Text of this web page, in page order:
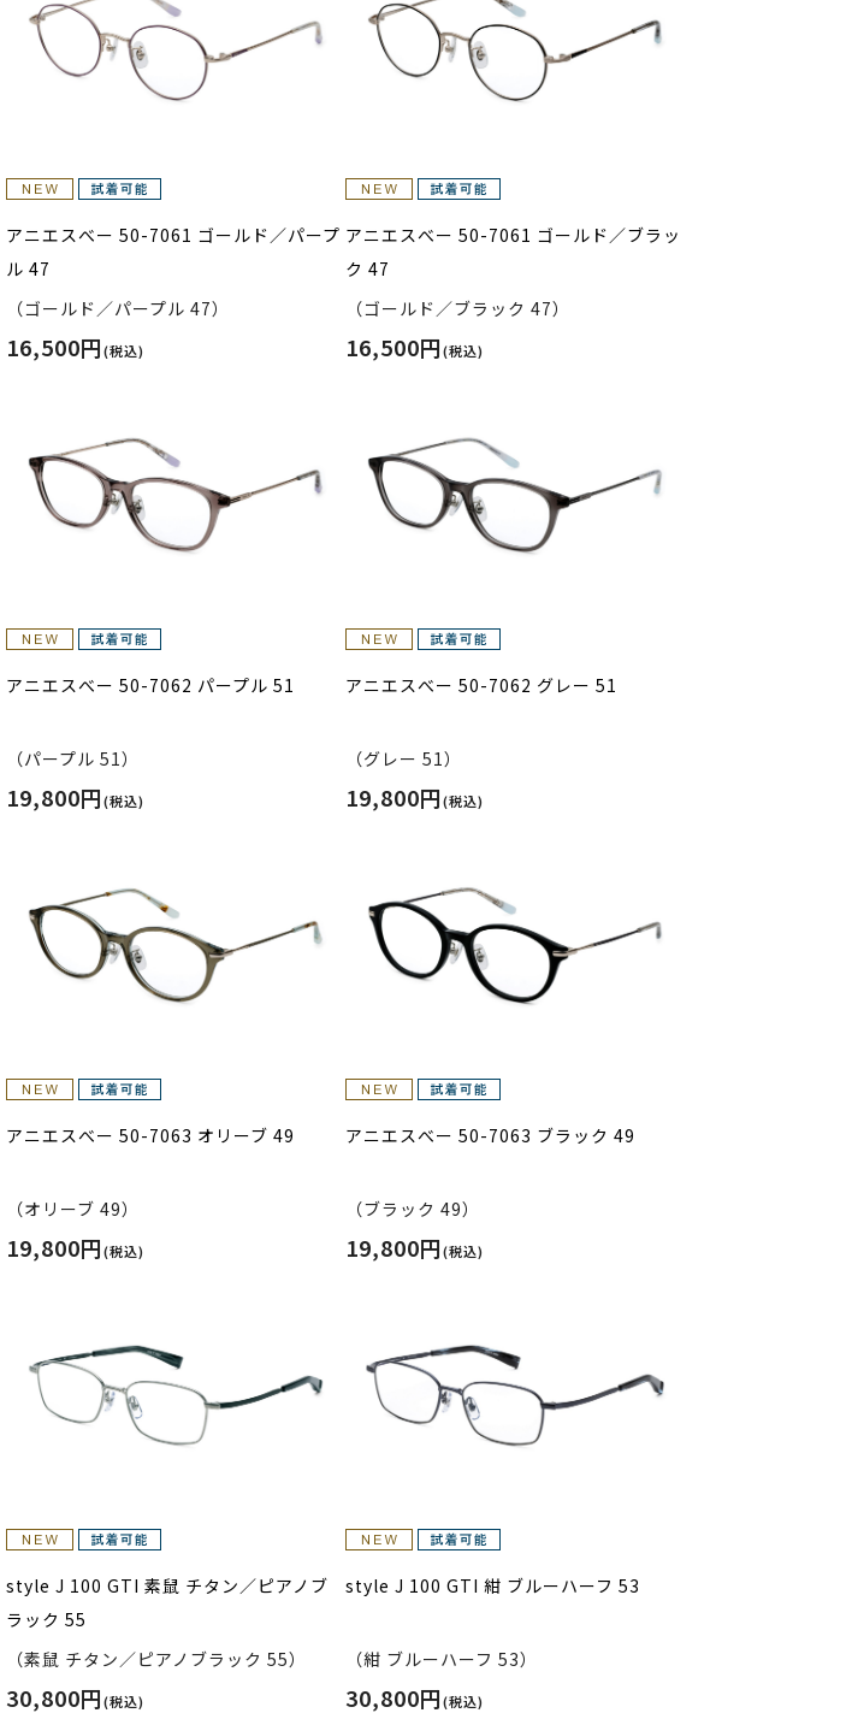
アニエスべー 50-7061 ゴールド／パープ
ル 47
（ゴールド／パープル 47）
16,500円(税込)
アニエスべー 50-7061 ゴールド／ブラッ
ク 47
（ゴールド／ブラック 47）
16,500円(税込)
アニエスべー 50-7062 パープル 51
（パープル 51）
19,800円(税込)
アニエスべー 50-7062 グレー 51
（グレー 51）
19,800円(税込)
アニエスべー 50-7063 オリーブ 49
（オリーブ 49）
19,800円(税込)
アニエスべー 50-7063 ブラック 49
（ブラック 49）
19,800円(税込)
style J 100 GTI 素鼠 チタン／ピアノブ
ラック 55
（素鼠 チタン／ピアノブラック 55）
30,800円(税込)
style J 100 GTI 紺 ブルーハーフ 53
（紺 ブルーハーフ 53）
30,800円(税込)